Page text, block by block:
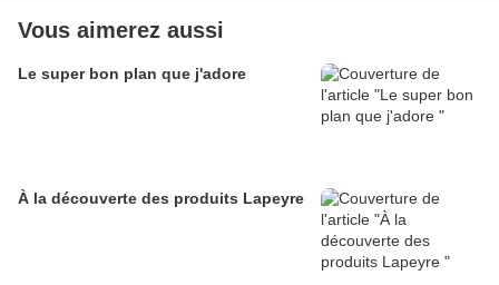
Vous aimerez aussi
Le super bon plan que j'adore
À la découverte des produits Lapeyre